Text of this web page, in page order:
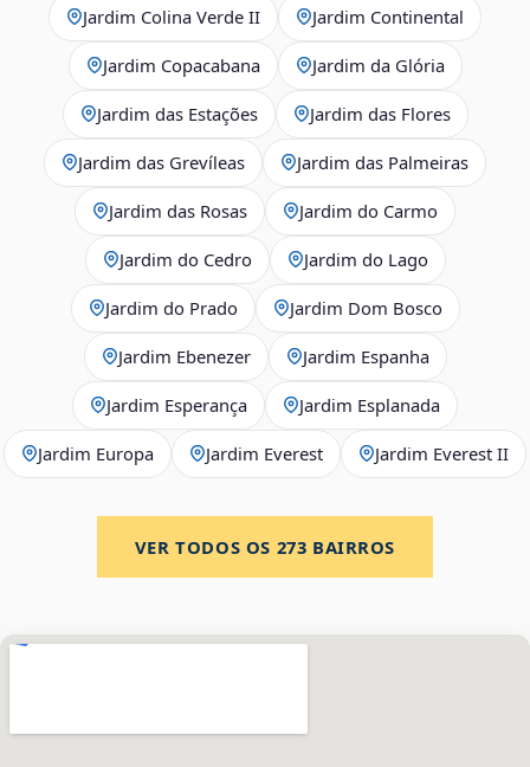
Jardim Colina Verde II Jardim Continental
Jardim Copacabana Jardim da Glória
Jardim das Estações Jardim das Flores
Jardim das Grevíleas Jardim das Palmeiras
Jardim das Rosas Jardim do Carmo
Jardim do Cedro Jardim do Lago
Jardim do Prado Jardim Dom Bosco
Jardim Ebenezer Jardim Espanha
Jardim Esperança Jardim Esplanada
Jardim Europa Jardim Everest Jardim Everest II
VER TODOS OS 273 BAIRROS